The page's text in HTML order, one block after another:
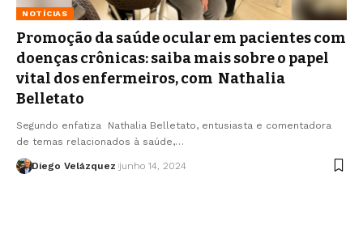
NOTÍCIAS
Promoção da saúde ocular em pacientes com
doenças crônicas: saiba mais sobre o papel
vital dos enfermeiros, com Nathalia
Belletato
Segundo enfatiza Nathalia Belletato, entusiasta e comentadora
de temas relacionados à saúde,…
Diego Velázquez junho 14, 2024